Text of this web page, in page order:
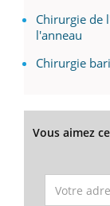
Chirurgie de
l'anneau
Chirurgie
Vous aimez